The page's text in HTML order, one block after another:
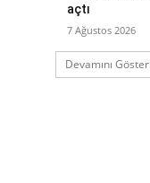
açtı
7 Ağustos 2026
Devamını Göster